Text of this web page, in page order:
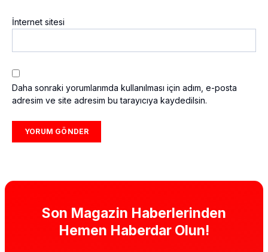
İnternet sitesi
Daha sonraki yorumlarımda kullanılması için adım, e-posta
adresim ve site adresim bu tarayıcıya kaydedilsin.
Son Magazin Haberlerinden
Hemen Haberdar Olun!